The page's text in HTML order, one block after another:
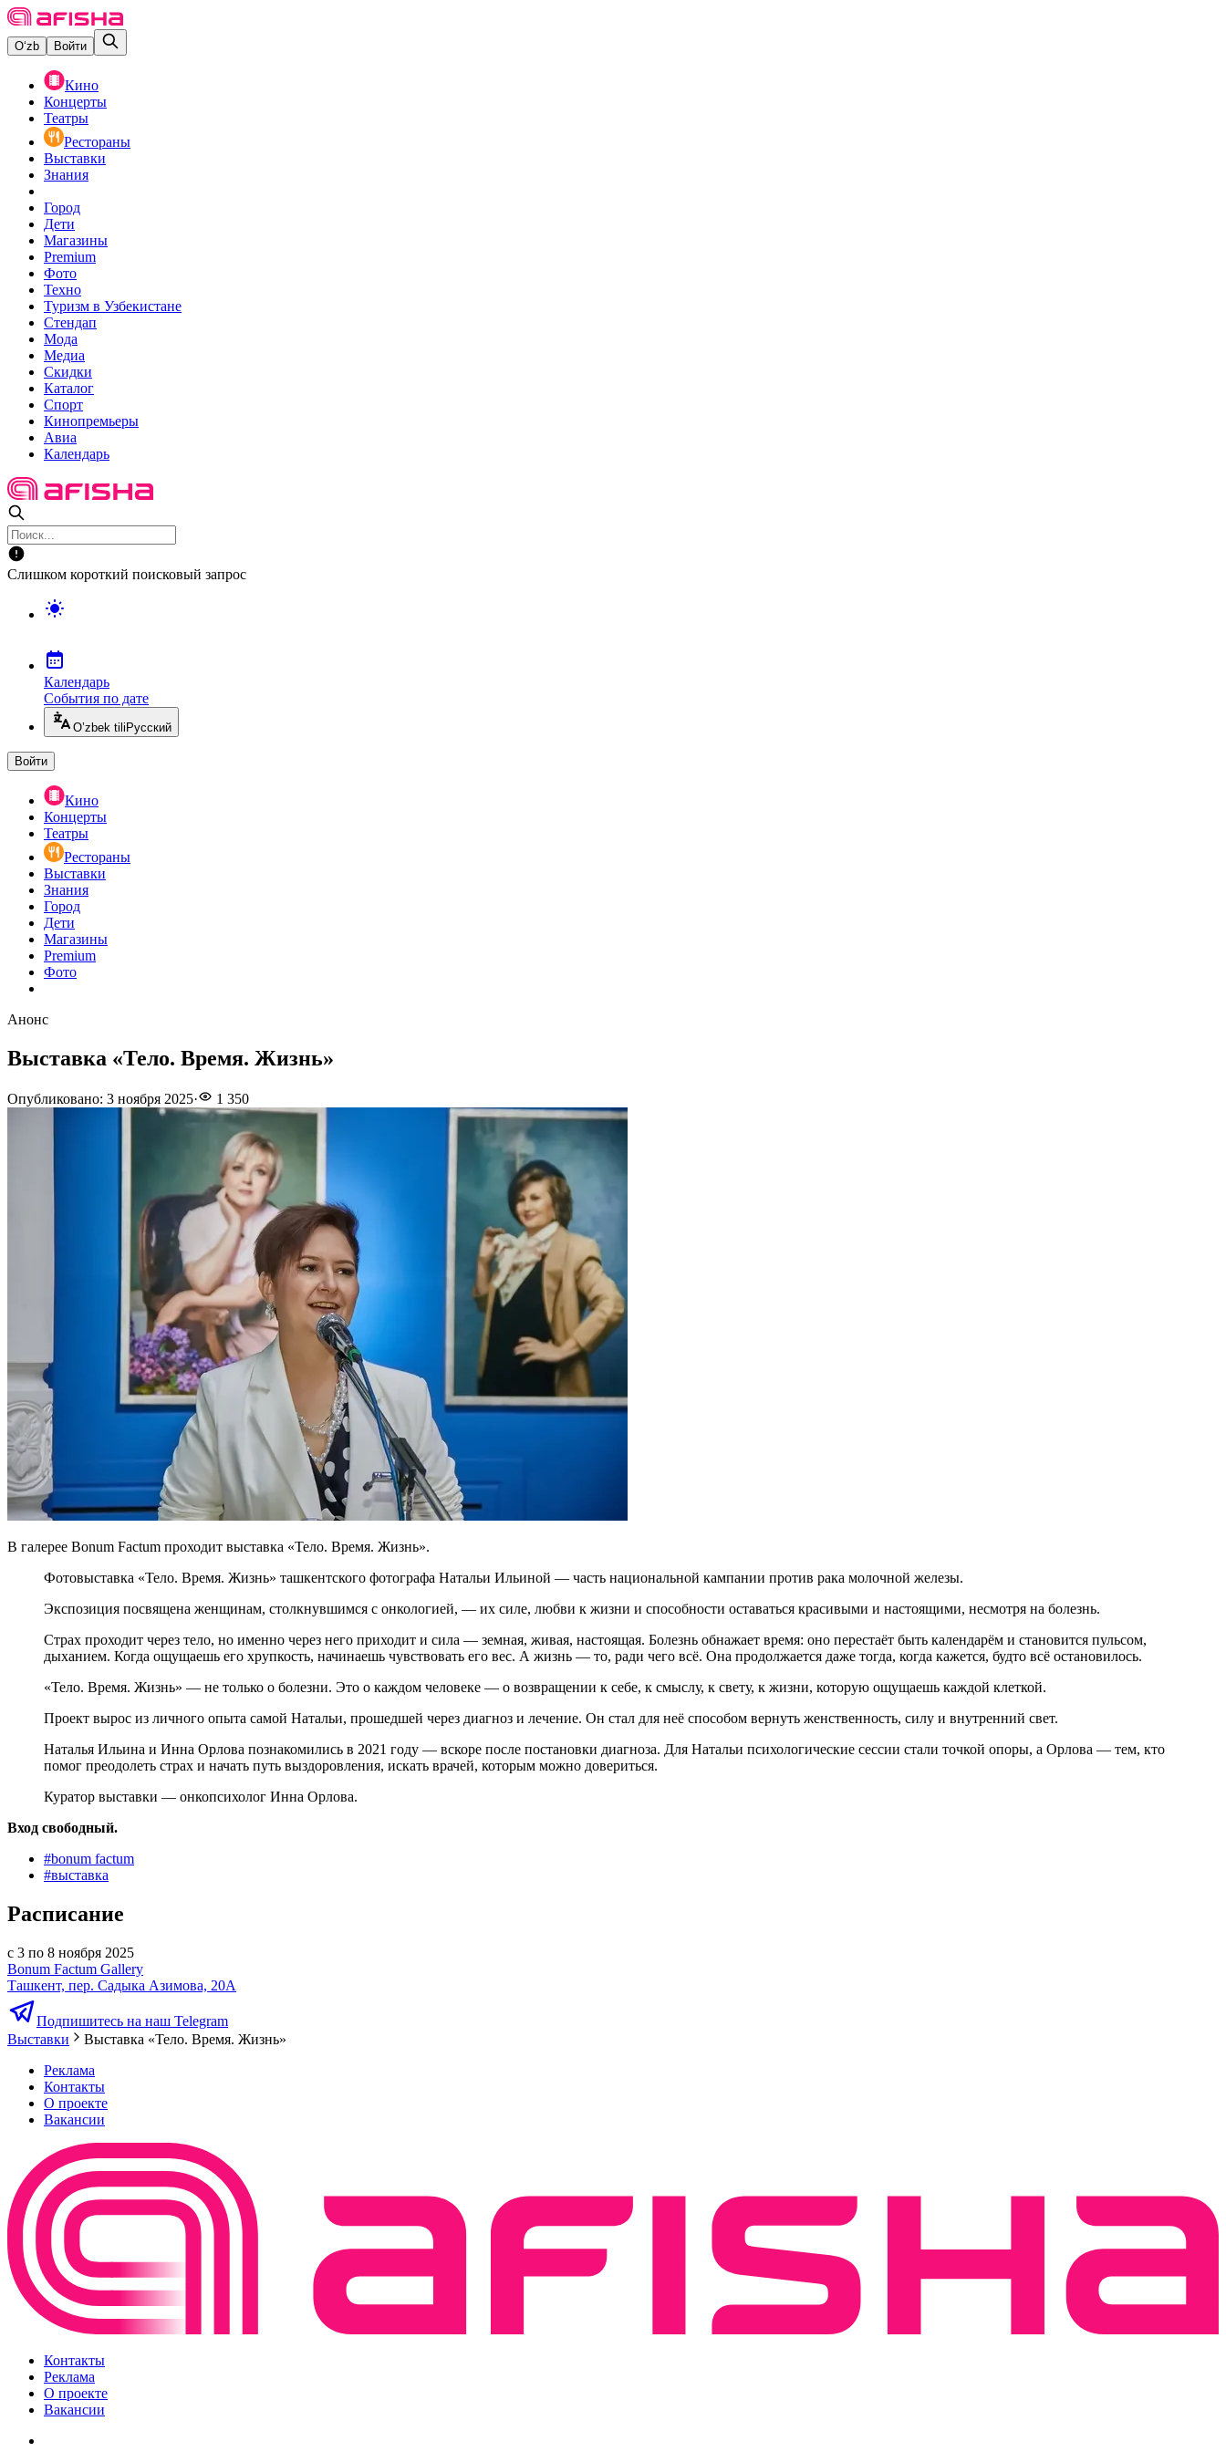
O‘zb Войти
Кино
Концерты
Театры
Рестораны
Выставки
Знания
Город
Дети
Магазины
Premium
Фото
Техно
Туризм в Узбекистане
Стендап
Мода
Медиа
Скидки
Каталог
Спорт
Кинопремьеры
Авиа
Календарь
Слишком короткий поисковый запрос
Календарь
События по дате
O’zbek tili Русский
Войти
Кино
Концерты
Театры
Рестораны
Выставки
Знания
Город
Дети
Магазины
Premium
Фото
Анонс
Выставка «Тело. Время. Жизнь»
Опубликовано: 3 ноября 2025· 1 350
В галерее Bonum Factum проходит выставка «Тело. Время. Жизнь».
Фотовыставка «Тело. Время. Жизнь» ташкентского фотографа Натальи Ильиной — часть национальной кампании против рака молочной железы.
Экспозиция посвящена женщинам, столкнувшимся с онкологией, — их силе, любви к жизни и способности оставаться красивыми и настоящими, несмотря на болезнь.
Страх проходит через тело, но именно через него приходит и сила — земная, живая, настоящая. Болезнь обнажает время: оно перестаёт быть календарём и становится пульсом,
дыханием. Когда ощущаешь его хрупкость, начинаешь чувствовать его вес. А жизнь — то, ради чего всё. Она продолжается даже тогда, когда кажется, будто всё остановилось.
«Тело. Время. Жизнь» — не только о болезни. Это о каждом человеке — о возвращении к себе, к смыслу, к свету, к жизни, которую ощущаешь каждой клеткой.
Проект вырос из личного опыта самой Натальи, прошедшей через диагноз и лечение. Он стал для неё способом вернуть женственность, силу и внутренний свет.
Наталья Ильина и Инна Орлова познакомились в 2021 году — вскоре после постановки диагноза. Для Натальи психологические сессии стали точкой опоры, а Орлова — тем, кто
помог преодолеть страх и начать путь выздоровления, искать врачей, которым можно довериться.
Куратор выставки — онкопсихолог Инна Орлова.
Вход свободный.
#bonum factum
#выставка
Расписание
с 3 по 8 ноября 2025
Bonum Factum Gallery
Ташкент, пер. Садыка Азимова, 20А
Подпишитесь на наш Telegram
Выставки
Выставка «Тело. Время. Жизнь»
Реклама
Контакты
О проекте
Вакансии
Контакты
Реклама
О проекте
Вакансии